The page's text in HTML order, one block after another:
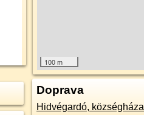
100 m
Doprava
Hidvégardó, községháza